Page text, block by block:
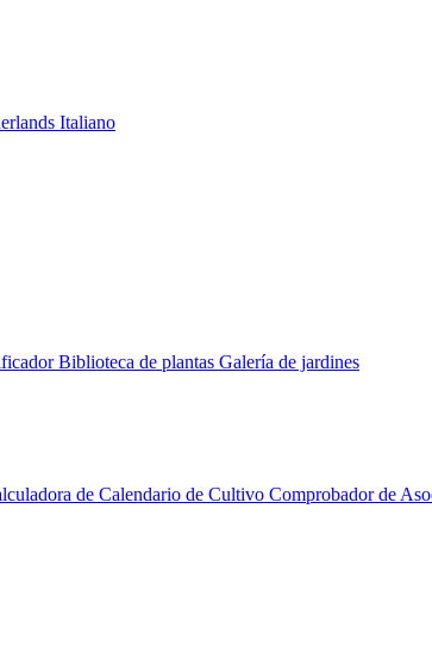
Italiano
Biblioteca de plantas Galería de jardines
de Calendario de Cultivo Comprobador de